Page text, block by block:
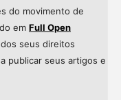
do movimento de
em Full Open
seus direitos
publicar seus artigos e